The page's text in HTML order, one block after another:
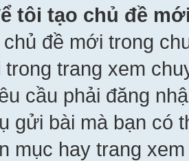
tôi tạo chủ đề
đề mới trong
trang xem
cầu phải đăng
gửi bài mà bạn có
mục hay trang